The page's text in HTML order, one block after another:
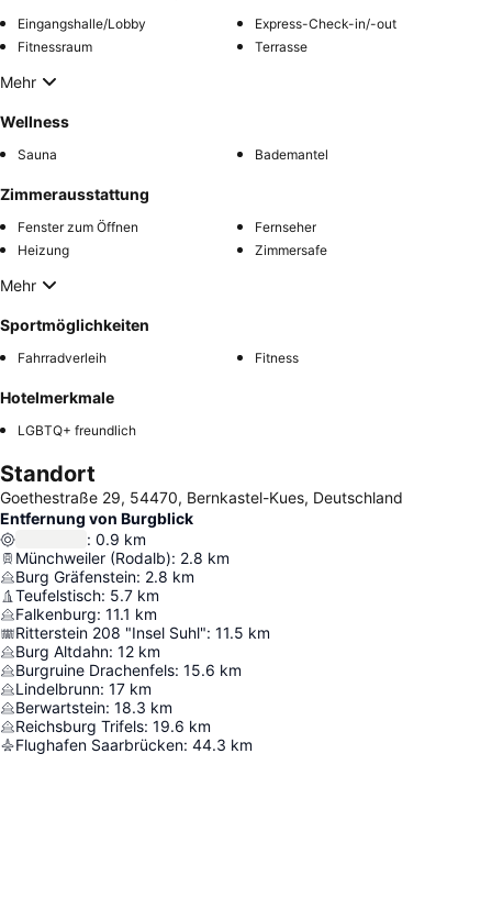
Eingangshalle/Lobby
Express-Check-in/-out
Fitnessraum
Terrasse
Mehr
Wellness
Sauna Bademantel
Zimmerausstattung
Fenster zum Öffnen
Fernseher
Heizung
Zimmersafe
Mehr
Sportmöglichkeiten
Fahrradverleih Fitness
Hotelmerkmale
LGBTQ+ freundlich
Standort
Goethestraße 29, 54470, Bernkastel-Kues, Deutschland
Entfernung von Burgblick
: 0.9 km
Münchweiler (Rodalb): 2.8 km
Burg Gräfenstein: 2.8 km
Teufelstisch: 5.7 km
Falkenburg: 11.1 km
Ritterstein 208 "Insel Suhl": 11.5 km
Burg Altdahn: 12 km
Burgruine Drachenfels: 15.6 km
Lindelbrunn: 17 km
Berwartstein: 18.3 km
Reichsburg Trifels: 19.6 km
Flughafen Saarbrücken: 44.3 km